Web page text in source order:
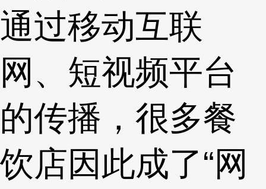
通过移动互联
网、短视频平台
的传播，很多餐
饮店因此成了“网